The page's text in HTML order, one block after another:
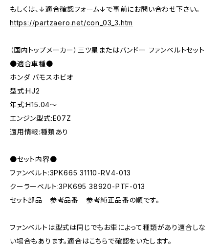
もしくは、↓適合確認フォーム↓で事前にお問い合わせ下さい。
https://partzaero.net/con_03_3.htm
（国内トップメーカー）三ツ星またはバンドー ファンベルトセット
●適合車種●
ホンダ バモスホビオ
型式:HJ2
年式:H15.04～
エンジン型式:E07Z
適用情報:種類あり
●セット内容●
ファンベルト:3PK665 31110-RV4-013
クーラーベルト:3PK695 38920-PTF-013
セット部品 参考品番 参考純正品番の順です。
ファンベルトは型式は同じでもお車によって種類があり適合しな
い場合もあります。適合はこちらで確認をいたします。